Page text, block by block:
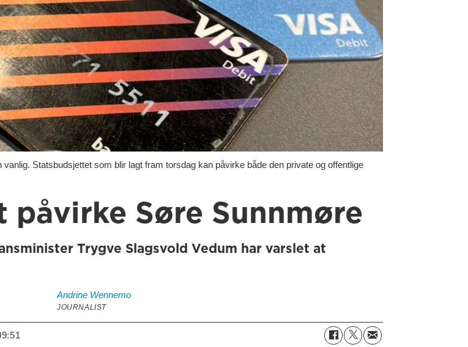
Statsbudsjettet som blir lagt fram torsdag kan påvirke både den private og offentlige
Søre Sunnmøre
Trygve Slagsvold Vedum har varslet at
Andrine Wennemo
JOURNALIST